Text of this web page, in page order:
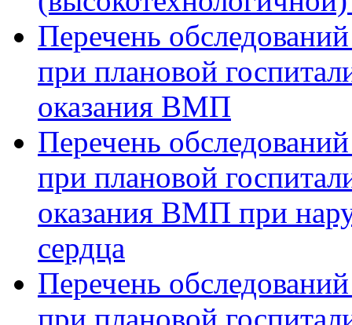
Перечень
при плановой
оказания ВМП
Перечень
при плановой
оказания ВМП при
сердца
Перечень